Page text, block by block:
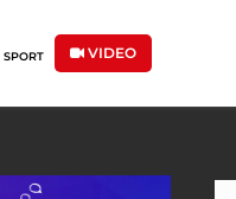
SPORT VIDEO